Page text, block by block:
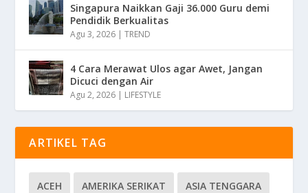
Singapura Naikkan Gaji 36.000 Guru demi
Pendidik Berkualitas
Agu 3, 2026 |TREND
4 Cara Merawat Ulos agar Awet, Jangan
Dicuci dengan Air
Agu 2, 2026 | LIFESTYLE
ARTIKEL TAG
ACEH AMERIKA SERIKAT ASIA TENGGARA